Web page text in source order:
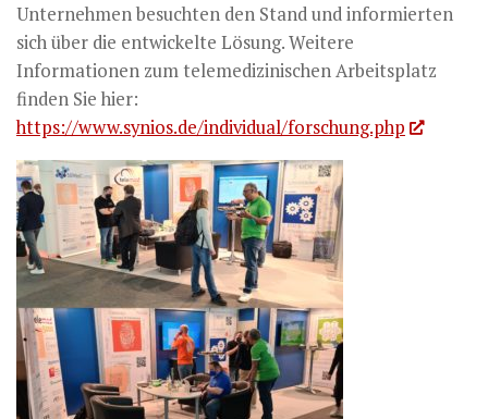
Unternehmen besuchten den Stand und informierten
sich über die entwickelte Lösung. Weitere
Informationen zum telemedizinischen Arbeitsplatz
finden Sie hier:
https://www.synios.de/individual/forschung.php